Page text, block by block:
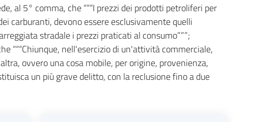
al 5° comma, che “““I prezzi dei prodotti petroliferi per
carburanti, devono essere esclusivamente quelli
stradale i prezzi praticati al consumo”””;
“““Chiunque, nell'esercizio di un'attività commerciale,
ovvero una cosa mobile, per origine, provenienza,
un più grave delitto, con la reclusione fino a due